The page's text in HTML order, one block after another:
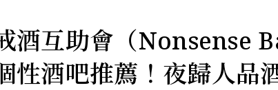
酒互助會（Nonsense
性酒吧推薦！夜歸人品